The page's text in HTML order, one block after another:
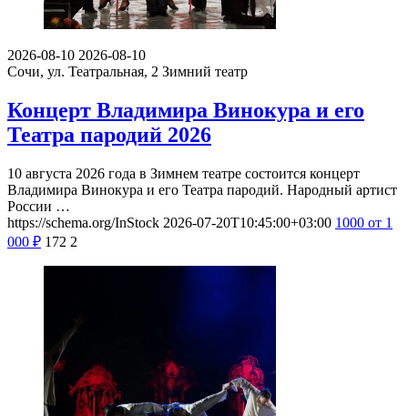
2026-08-10 2026-08-10
Сочи, ул. Театральная, 2 Зимний театр
Концерт Владимира Винокура и его
Театра пародий 2026
10 августа 2026 года в Зимнем театре состоится концерт
Владимира Винокура и его Театра пародий. Народный артист
России …
https://schema.org/InStock 2026-07-20T10:45:00+03:00 1000 от 1
000 ₽ 172 2